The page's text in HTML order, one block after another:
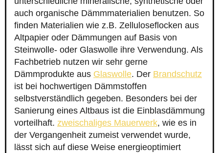
auch organische Dämmmaterialien benutzen. So
finden Materialien wie z.B. Zelluloseflocken aus
Altpapier oder Dämmungen auf Basis von
Steinwolle- oder Glaswolle ihre Verwendung. Als
Fachbetrieb nutzen wir sehr gerne
Dämmprodukte aus Glaswolle. Der Brandschutz
ist bei hochwertigen Dämmstoffen
selbstverständlich gegeben. Besonders bei der
Sanierung eines Altbaus ist die Einblasdämmung
vorteilhaft. zweischaliges Mauerwerk, wie es in
der Vergangenheit zumeist verwendet wurde,
lässt sich auf diese Weise energieoptimiert